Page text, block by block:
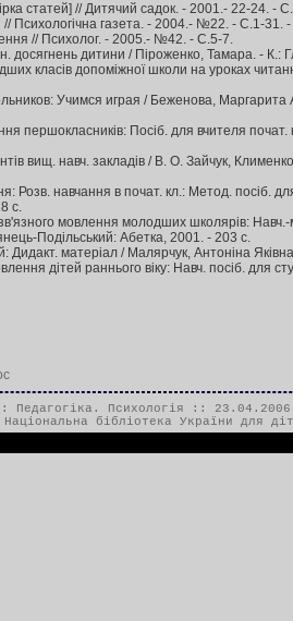
статей] // Дитячий садок. - 2001.- 22-24. -
Психологічна газета. - 2004.- №22. - С.1-31. -
// Психолог. - 2005.- №42. - С.5-7.
дитини / Піроженко, Тамара. - К.:
класів допоміжної школи на уроках
Учимся играя / Беженова,
першокласників: Посіб. для вчителя
вищ. навч. закладів / В. О. Зайчук,
навчання в почат. кл.: Метод. посіб.
с.
мовлення молодших школярів: Навч.-
Подільський: Абетка, 2001. - 203 с.
Дидакт. матеріал / Малярчук, Антоніна
дітей раннього віку: Навч. посіб. для
Педагогіка. Психологія ::
Національна бібліотека України для